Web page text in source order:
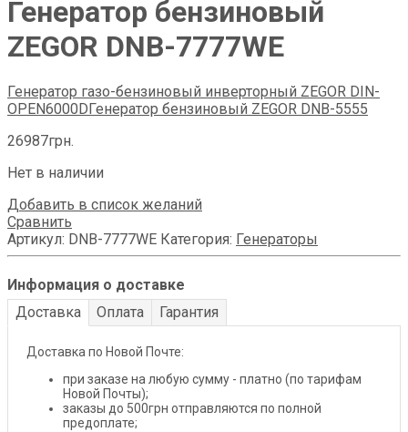
Генератор бензиновый
ZEGOR DNB-7777WE
Генератор газо-бензиновый инверторный ZEGOR DIN-
OPEN6000D Генератор бензиновый ZEGOR DNB-5555
26987грн.
Нет в наличии
Добавить в список желаний
Сравнить
Артикул: DNB-7777WE Категория: Генераторы
Информация о доставке
Доставка
Оплата Гарантия
Доставка по Новой Почте:
при заказе на любую сумму - платно (по тарифам
Новой Почты);
заказы до 500грн отправляются по полной
предоплате;